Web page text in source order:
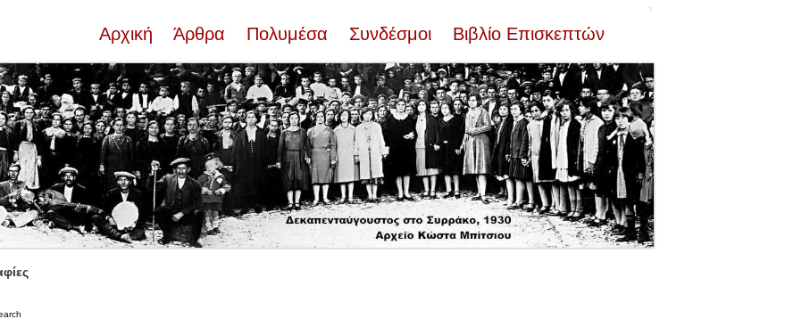
Αρχική Άρθρα Πολυμέσα Συνδέσμοι Βιβλίο Επισκεπτών